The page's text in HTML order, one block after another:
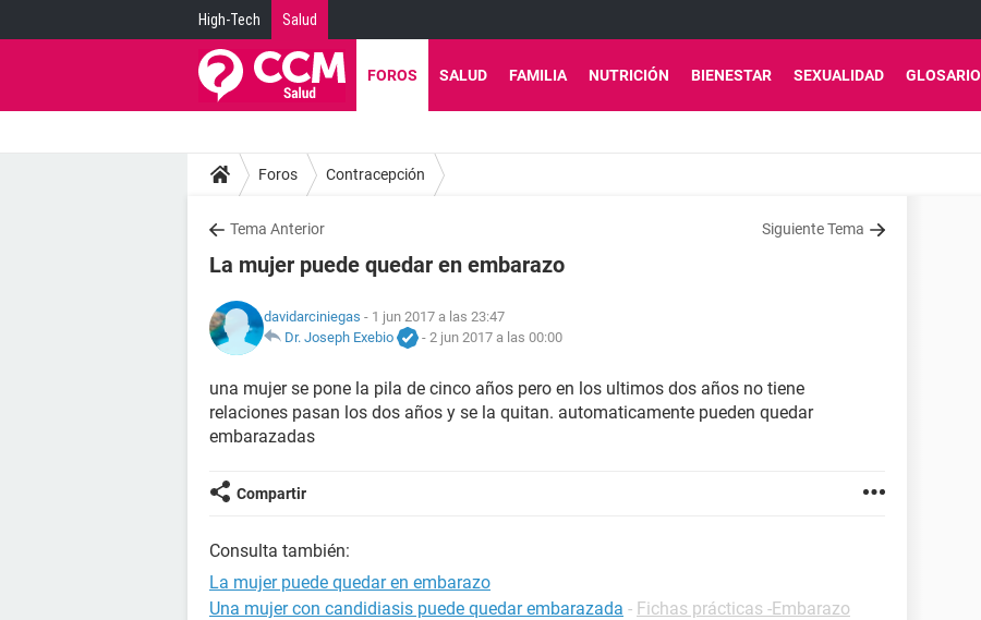
High-Tech Salud
FOROS SALUD FAMILIA NUTRICIÓN BIENESTAR SEXUALIDAD GLOSARIO
Foros Contracepción
Tema Anterior Siguiente Tema
La mujer puede quedar en embarazo
davidarciniegas - 1 jun 2017 a las 23:47
Dr. Joseph Exebio
- 2 jun 2017 a las 00:00
una mujer se pone la pila de cinco años pero en los ultimos dos años no tiene
relaciones pasan los dos años y se la quitan. automaticamente pueden quedar
embarazadas
Compartir
Consulta también:
La mujer puede quedar en embarazo
Una mujer con candidiasis puede quedar embarazada - Fichas prácticas -Embarazo